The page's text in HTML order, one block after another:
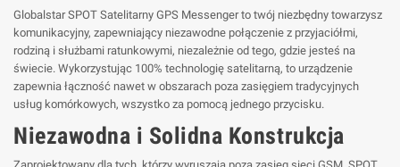
Globalstar SPOT Satelitarny GPS Messenger to twój niezbędny towarzysz
komunikacyjny, zapewniający niezawodne połączenie z przyjaciółmi,
rodziną i służbami ratunkowymi, niezależnie od tego, gdzie jesteś na
świecie. Wykorzystując 100% technologię satelitarną, to urządzenie
zapewnia łączność nawet w obszarach poza zasięgiem tradycyjnych
usług komórkowych, wszystko za pomocą jednego przycisku.
Niezawodna i Solidna Konstrukcja